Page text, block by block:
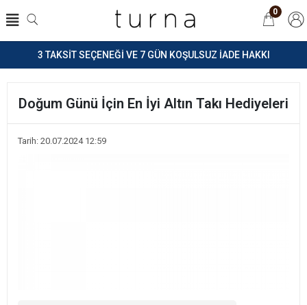
3 TAKSİT SEÇENEĞİ VE 7 GÜN KOŞULSUZ İADE HAKKI
0
Doğum Günü İçin En İyi Altın Takı Hediyeleri
Tarih: 20.07.2024 12:59